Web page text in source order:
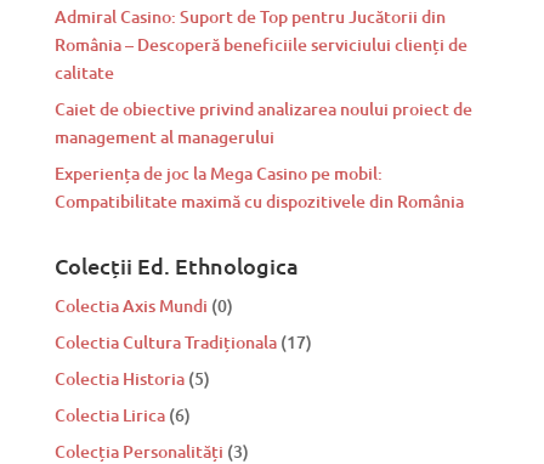
Admiral Casino: Suport de Top pentru Jucătorii din
România – Descoperă beneficiile serviciului clienți de
calitate
Caiet de obiective privind analizarea noului proiect de
management al managerului
Experiența de joc la Mega Casino pe mobil:
Compatibilitate maximă cu dispozitivele din România
Colecții Ed. Ethnologica
Colectia Axis Mundi (0)
Colectia Cultura Tradiționala (17)
Colectia Historia (5)
Colectia Lirica (6)
Colecția Personalități (3)